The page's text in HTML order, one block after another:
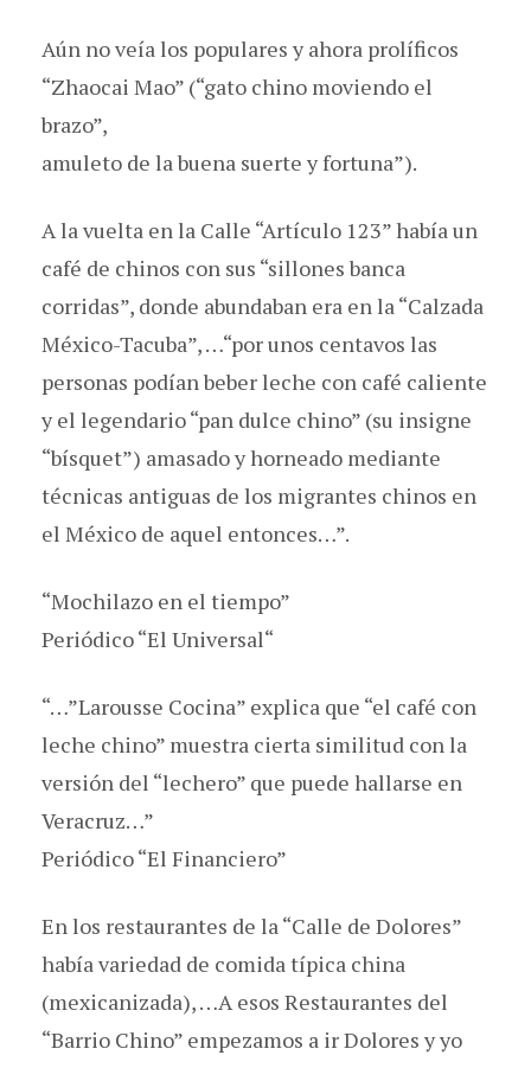
Aún no veía los populares y ahora prolíficos
“Zhaocai Mao” (“gato chino moviendo el
brazo”,
amuleto de la buena suerte y fortuna”).
A la vuelta en la Calle “Artículo 123” había un
café de chinos con sus “sillones banca
corridas”, donde abundaban era en la “Calzada
México-Tacuba”, …“por unos centavos las
personas podían beber leche con café caliente
y el legendario “pan dulce chino” (su insigne
“bísquet”) amasado y horneado mediante
técnicas antiguas de los migrantes chinos en
el México de aquel entonces…”.
“Mochilazo en el tiempo”
Periódico “El Universal“
“…”Larousse Cocina” explica que “el café con
leche chino” muestra cierta similitud con la
versión del “lechero” que puede hallarse en
Veracruz…”
Periódico “El Financiero”
En los restaurantes de la “Calle de Dolores”
había variedad de comida típica china
(mexicanizada), …A esos Restaurantes del
“Barrio Chino” empezamos a ir Dolores y yo